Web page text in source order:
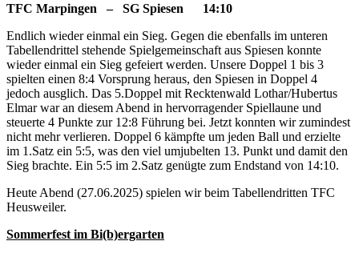
TFC Marpingen – SG Spiesen 14:10
Endlich wieder einmal ein Sieg. Gegen die ebenfalls im unteren
Tabellendrittel stehende Spielgemeinschaft aus Spiesen konnte
wieder einmal ein Sieg gefeiert werden. Unsere Doppel 1 bis 3
spielten einen 8:4 Vorsprung heraus, den Spiesen in Doppel 4
jedoch ausglich. Das 5.Doppel mit Recktenwald Lothar/Hubertus
Elmar war an diesem Abend in hervorragender Spiellaune und
steuerte 4 Punkte zur 12:8 Führung bei. Jetzt konnten wir zumindest
nicht mehr verlieren. Doppel 6 kämpfte um jeden Ball und erzielte
im 1.Satz ein 5:5, was den viel umjubelten 13. Punkt und damit den
Sieg brachte. Ein 5:5 im 2.Satz genügte zum Endstand von 14:10.
Heute Abend (27.06.2025) spielen wir beim Tabellendritten TFC
Heusweiler.
Sommerfest im Bi(b)ergarten